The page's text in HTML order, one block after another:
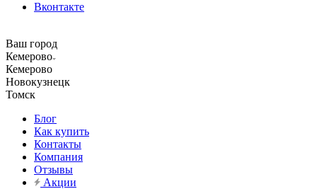
Вконтакте
Ваш город
Кемерово
Кемерово
Новокузнецк
Томск
Блог
Как купить
Контакты
Компания
Отзывы
Акции